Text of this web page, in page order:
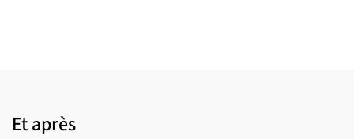
Et après